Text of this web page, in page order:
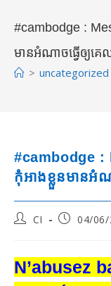
#cambodge :
មាន​អំណាច​ធ្វើ​ឲ្យ​គ
> uncategorized
#cambodge :
កុំ​អាង​ខ្លួន​មាន​អំ
PostCI
Post04/06/
N’abusez